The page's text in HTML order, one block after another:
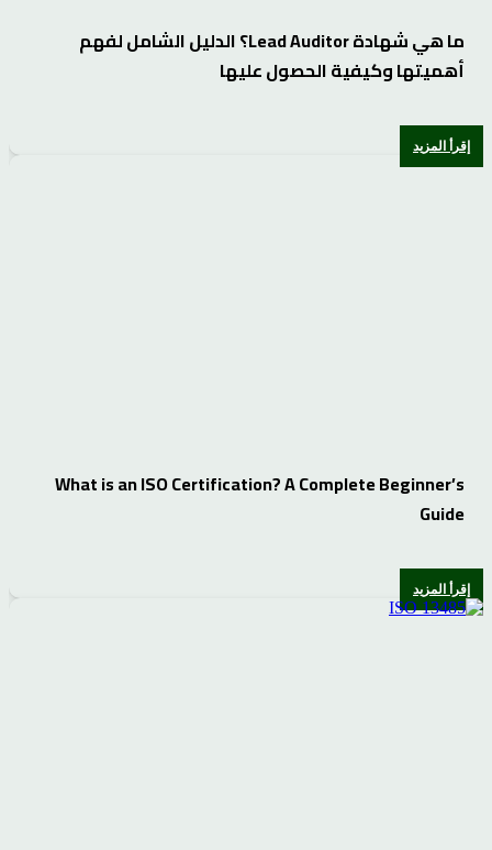
ما هي شهادة Lead Auditor؟ الدليل الشامل لفهم
أهميتها وكيفية الحصول عليها
إقرأ المزيد
What is an ISO Certification? A Complete Beginner’s
Guide
إقرأ المزيد